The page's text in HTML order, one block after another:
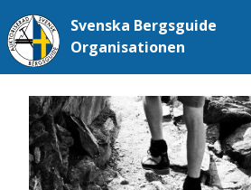
Svenska Bergsguide
Organisationen